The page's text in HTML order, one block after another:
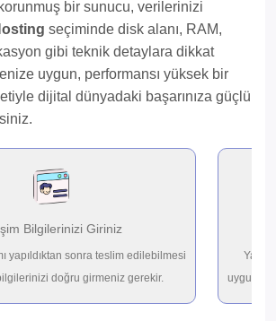
korunmuş bir sunucu, verilerinizi
seçiminde disk alanı, RAM,
gibi teknik detaylara dikkat
uygun, performansı yüksek bir
dijital dünyadaki başarınıza güçlü
Bilgilerinizi Giriniz
yapıldıktan sonra teslim edilebilmesi
doğru girmeniz gerekir.
uygun